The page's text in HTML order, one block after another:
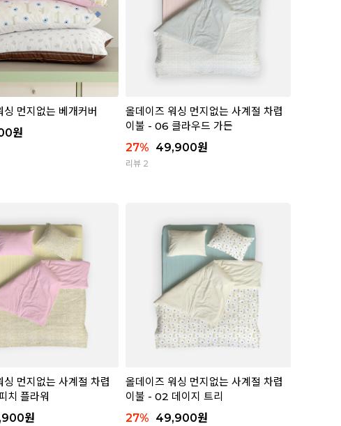
싱 먼지없는 베개커버
원
올데이즈 워싱 먼지없는 사계절 차렵
이불 - 06 클라우드 가든
27% 49,900원
리뷰 2
싱 먼지없는 사계절 차렵
치 플라워
원
올데이즈 워싱 먼지없는 사계절 차렵
이불 - 02 데이지 트리
27% 49,900원